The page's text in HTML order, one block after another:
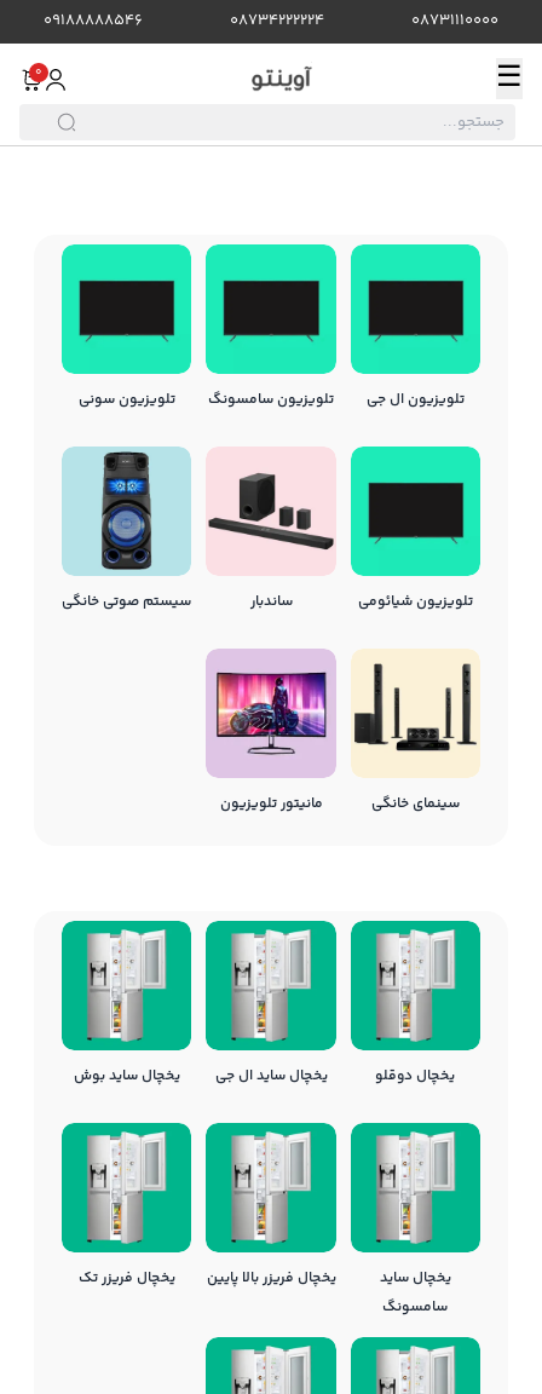
08731110000
08734222224
09188888546
☰
0
تلویزیون ال جی تلویزیون سامسونگ تلویزیون سونی
تلویزیون شیائومی ساندبار سیستم صوتی خانگی
سینمای خانگی مانیتور تلویزیون
یخچال دوقلو یخچال ساید ال جی یخچال ساید بوش
یخچال ساید
سامسونگ
یخچال فریزر بالا پایین یخچال فریزر تک